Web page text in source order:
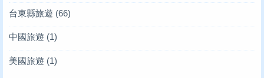
台東縣旅遊 (66)
中國旅遊 (1)
美國旅遊 (1)